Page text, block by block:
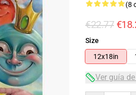
(8
€22.77
Size
12x18in
Ver guía